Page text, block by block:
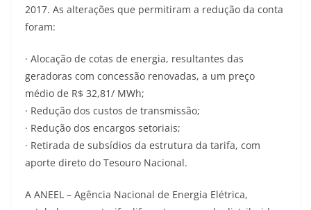
2017. As alterações que permitiram a redução da conta
foram:
· Alocação de cotas de energia, resultantes das
geradoras com concessão renovadas, a um preço
médio de R$ 32,81/ MWh;
· Redução dos custos de transmissão;
· Redução dos encargos setoriais;
· Retirada de subsídios da estrutura da tarifa, com
aporte direto do Tesouro Nacional.
A ANEEL – Agência Nacional de Energia Elétrica,